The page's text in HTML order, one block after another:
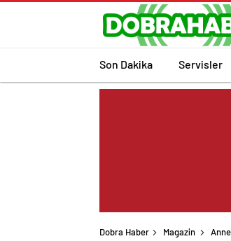
Son Dakika Servisler
Dobra Haber Magazin